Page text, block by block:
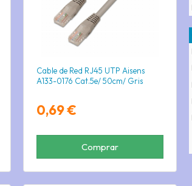
Cable de Red RJ45 UTP Aisens
A133-0176 Cat.5e/ 50cm/ Gris
0,69 €
Comprar